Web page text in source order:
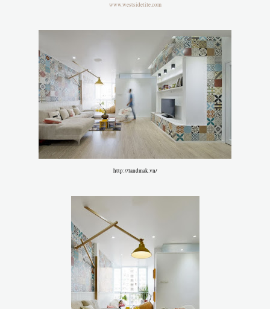
www.westsidetile.com
http://landmak.vn/